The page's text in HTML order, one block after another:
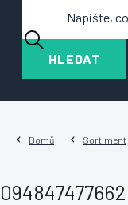
HLEDAT
Domů Sortiment